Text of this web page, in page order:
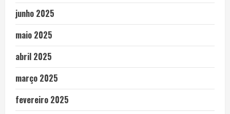
junho 2025
maio 2025
abril 2025
março 2025
fevereiro 2025